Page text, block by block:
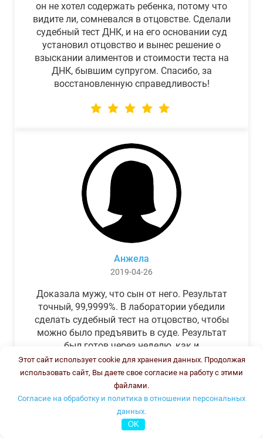
он не хотел содержать ребенка, потому что
видите ли, сомневался в отцовстве. Сделали
судебный тест ДНК, и на его основании суд
установил отцовство и вынес решение о
взыскании алиментов и стоимости теста на
ДНК, бывшим супругом. Спасибо, за
восстановленную справедливость!
Анжела
2019-04-26
Доказала мужу, что сын от него. Результат
точный, 99,9999%. В лаборатории убедили
сделать судебный тест на отцовство, чтобы
можно было предъявить в суде. Результат
был готов через неделю, как и
обещали.Теперь муж бегает и извиняется.
Этот сайт использует cookie для хранения данных. Продолжая
использовать сайт, Вы даете свое согласие на работу с этими
файлами.
Согласие на обработку и политика в отношении персональных
данных.
OK